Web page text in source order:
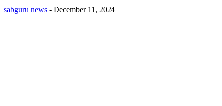
sabguru news - December 11, 2024